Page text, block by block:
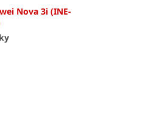
Nova 3i (INE-